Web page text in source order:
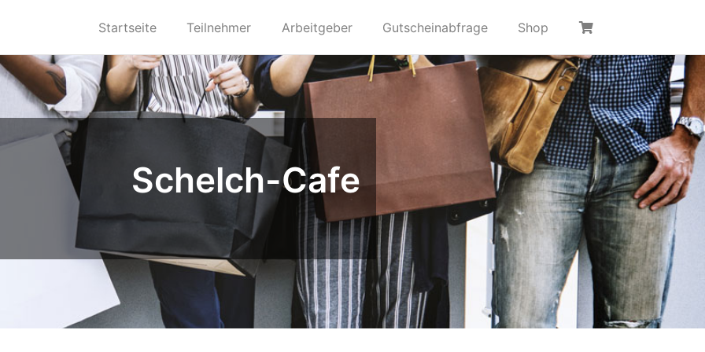
Startseite Teilnehmer Arbeitgeber Gutscheinabfrage Shop
Schelch-Cafe